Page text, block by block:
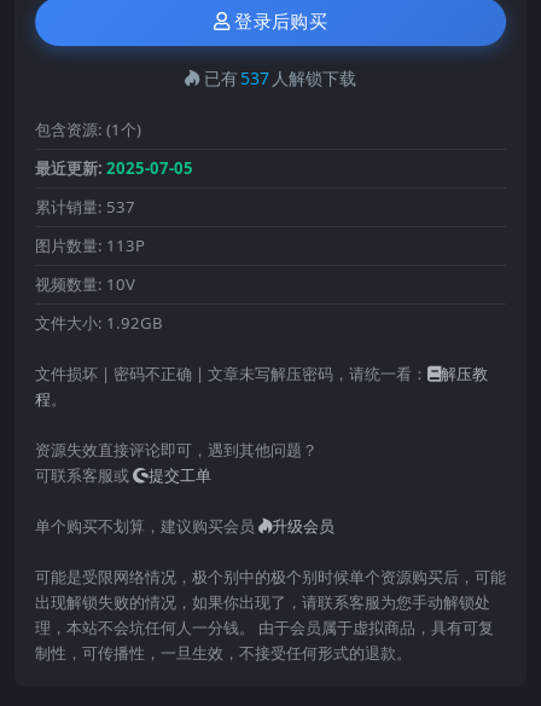
登录后购买
已有537 人解锁下载
包含资源: (1个)
最近更新: 2025-07-05
累计销量: 537
图片数量: 113P
视频数量: 10V
文件大小: 1.92GB
文件损坏 | 密码不正确 | 文章未写解压密码，请统一看：
解压教
程。
资源失效直接评论即可，遇到其他问题？
可联系客服或
提交工单
单个购买不划算，建议购买会员 升级会员
可能是受限网络情况，极个别中的极个别时候单个资源购买后，可能
出现解锁失败的情况，如果你出现了，请联系客服为您手动解锁处
理，本站不会坑任何人一分钱。 由于会员属于虚拟商品，具有可复
制性，可传播性，一旦生效，不接受任何形式的退款。